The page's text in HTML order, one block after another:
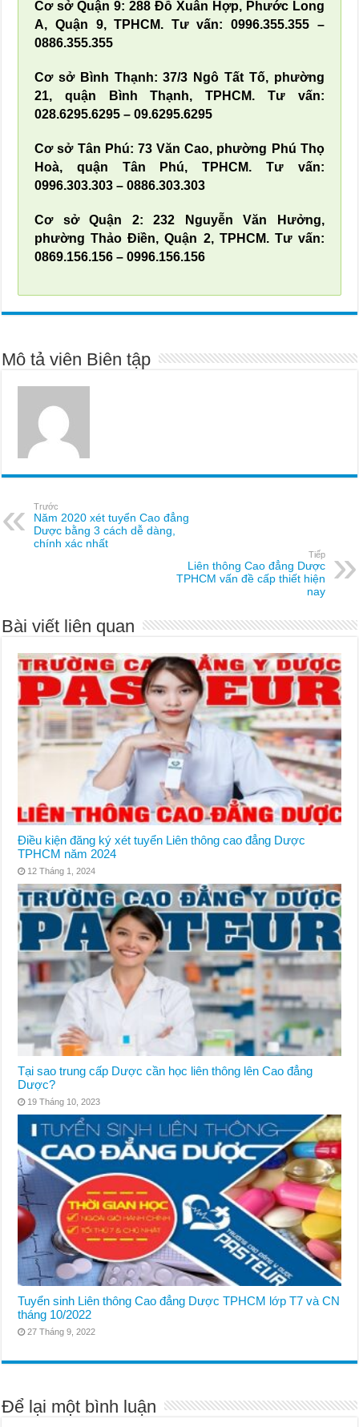
Cơ sở Quận 9: 288 Đỗ Xuân Hợp, Phước Long
A, Quận 9, TPHCM. Tư vấn: 0996.355.355 –
0886.355.355
Cơ sở Bình Thạnh: 37/3 Ngô Tất Tố, phường
21, quận Bình Thạnh, TPHCM. Tư vấn:
028.6295.6295 – 09.6295.6295
Cơ sở Tân Phú: 73 Văn Cao, phường Phú Thọ
Hoà, quận Tân Phú, TPHCM. Tư vấn:
0996.303.303 – 0886.303.303
Cơ sở Quận 2: 232 Nguyễn Văn Hưởng,
phường Thảo Điền, Quận 2, TPHCM. Tư vấn:
0869.156.156 – 0996.156.156
Mô tả viên Biên tập
Trước
Năm 2020 xét tuyển Cao đẳng
Dược bằng 3 cách dễ dàng,
chính xác nhất
Tiếp
Liên thông Cao đẳng Dược
TPHCM vấn đề cấp thiết hiện
nay
Bài viết liên quan
Điều kiện đăng ký xét tuyển Liên thông cao đẳng Dược
TPHCM năm 2024
12 Tháng 1, 2024
Tại sao trung cấp Dược cần học liên thông lên Cao đẳng
Dược?
19 Tháng 10, 2023
Tuyển sinh Liên thông Cao đẳng Dược TPHCM lớp T7 và CN
tháng 10/2022
27 Tháng 9, 2022
Để lại một bình luận